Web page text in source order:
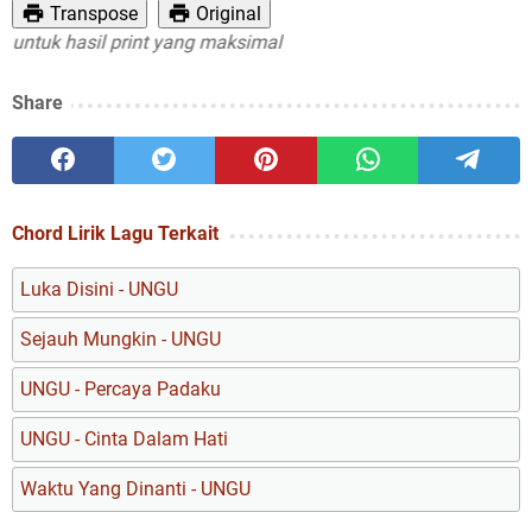
Transpose
Original
hasil print yang maksimal
Share
Chord Lirik Lagu Terkait
Luka Disini - UNGU
Sejauh Mungkin - UNGU
UNGU - Percaya Padaku
UNGU - Cinta Dalam Hati
Waktu Yang Dinanti - UNGU